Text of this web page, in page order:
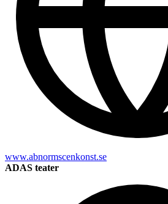
www.abnormscenkonst.se
ADAS teater